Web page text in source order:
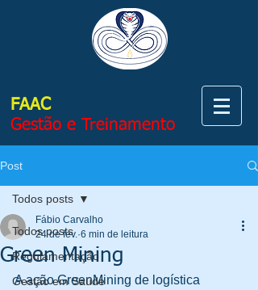
FAAC
Gestão e Treinamento
Post
Todos posts
Regulamentação
Gestão em Saúde
Todos posts
Green Mining
Fábio Carvalho
24 de fev. 6 min de leitura
A ação GreenMining de logística